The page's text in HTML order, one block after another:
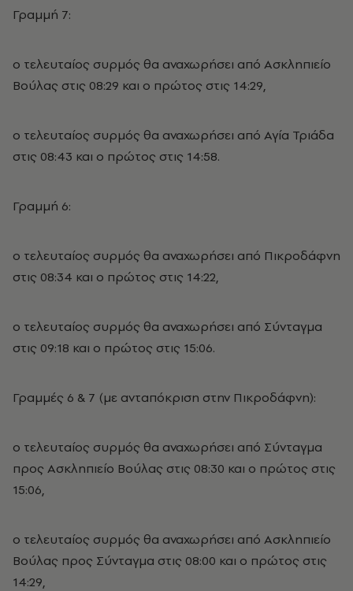
Γραμμή 7:
ο τελευταίος συρμός θα αναχωρήσει από Ασκληπιείο
Βούλας στις 08:29 και ο πρώτος στις 14:29,
ο τελευταίος συρμός θα αναχωρήσει από Αγία Τριάδα
στις 08:43 και ο πρώτος στις 14:58.
Γραμμή 6:
ο τελευταίος συρμός θα αναχωρήσει από Πικροδάφνη
στις 08:34 και ο πρώτος στις 14:22,
ο τελευταίος συρμός θα αναχωρήσει από Σύνταγμα
στις 09:18 και ο πρώτος στις 15:06.
Γραμμές 6 & 7 (με ανταπόκριση στην Πικροδάφνη):
ο τελευταίος συρμός θα αναχωρήσει από Σύνταγμα
προς Ασκληπιείο Βούλας στις 08:30 και ο πρώτος στις
15:06,
ο τελευταίος συρμός θα αναχωρήσει από Ασκληπιείο
Βούλας προς Σύνταγμα στις 08:00 και ο πρώτος στις
14:29,